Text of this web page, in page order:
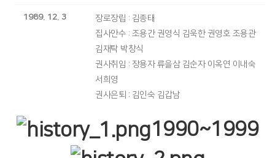
1989. 12. 3
장로장립 : 김종태
집사안수 : 조용간 권영식 김욱한 권영호 조용관
김재탁 박창식
권사취임 : 장용자 류을삼 김순자 이옥연 이내숙
서희영
권사은퇴 : 김인숙 김갑남
1990~1999